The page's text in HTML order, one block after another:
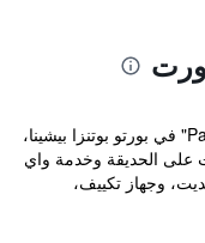
يقع مكان إقامة "Pamperduto Country Resort" في بورتو بوتنزا بيشينا،
على الحديقة وخدمة واي
وجهاز تكييف،